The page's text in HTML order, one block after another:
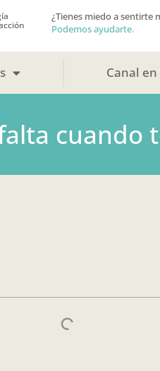
¿Tienes miedo a sentirte
Podemos ayudarte.
Canal
cuando